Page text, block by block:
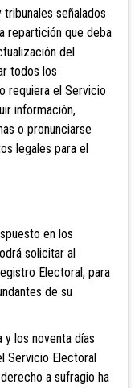
señalados
repartición que deba
del
todos los
requiera el Servicio
información,
o pronunciarse
legales para el
en los
solicitar al
Electoral, para
de su
los noventa días
Servicio Electoral
a sufragio ha